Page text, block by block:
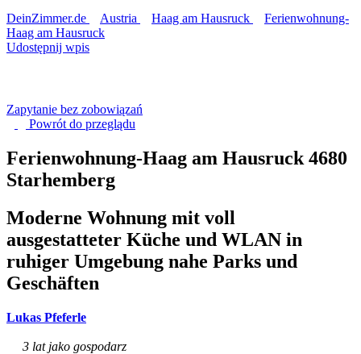
DeinZimmer.de
Austria Haag am Hausruck
Ferienwohnung-
Haag am Hausruck
Udostępnij wpis
Zapytanie bez zobowiązań
Powrót do przeglądu
Ferienwohnung-Haag am Hausruck 4680
Starhemberg
Moderne Wohnung mit voll
ausgestatteter Küche und WLAN in
ruhiger Umgebung nahe Parks und
Geschäften
Lukas Pfeferle
3 lat jako gospodarz